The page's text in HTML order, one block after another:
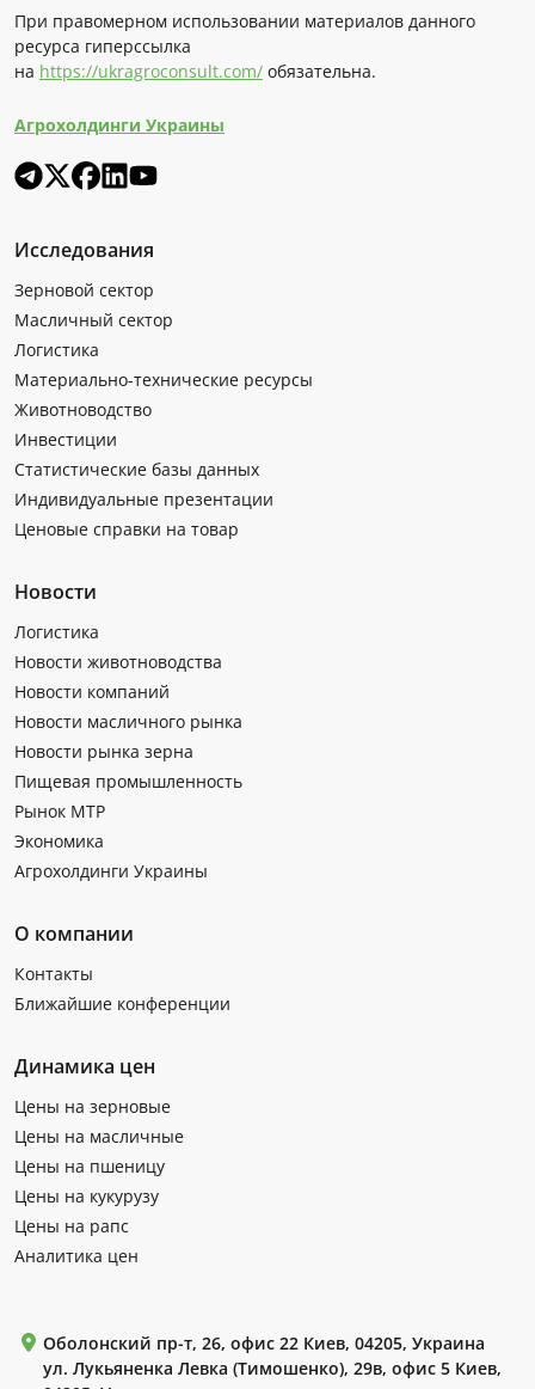
При правомерном использовании материалов данного
ресурса гиперссылка
на https://ukragroconsult.com/ обязательна.
Агрохолдинги Украины
Исследования
Зерновой сектор
Масличный сектор
Логистика
Материально-технические ресурсы
Животноводство
Инвестиции
Статистические базы данных
Индивидуальные презентации
Ценовые справки на товар
Новости
Логистика
Новости животноводства
Новости компаний
Новости масличного рынка
Новости рынка зерна
Пищевая промышленность
Рынок МТР
Экономика
Агрохолдинги Украины
О компании
Контакты
Ближайшие конференции
Динамика цен
Цены на зерновые
Цены на масличные
Цены на пшеницу
Цены на кукурузу
Цены на рапс
Аналитика цен
Оболонский пр-т, 26, офис 22 Киев, 04205, Украина
ул. Лукьяненка Левка (Тимошенко), 29в, офис 5 Киев,